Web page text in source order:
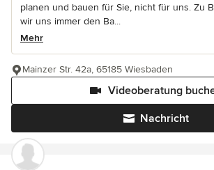
planen und bauen für Sie, nicht für uns. Zu
wir uns immer den Ba...
Mehr
Nachricht
Videoberatung
Mainzer Str. 42a, 65185 Wiesbaden